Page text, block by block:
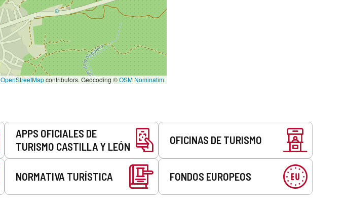
OpenStreetMapcontributors. Geocoding ©OSM Nominatim
APPS OFICIALES DE
TURISMO CASTILLA Y LEÓN
OFICINAS DE TURISMO
NORMATIVA TURÍSTICA FONDOS EUROPEOS